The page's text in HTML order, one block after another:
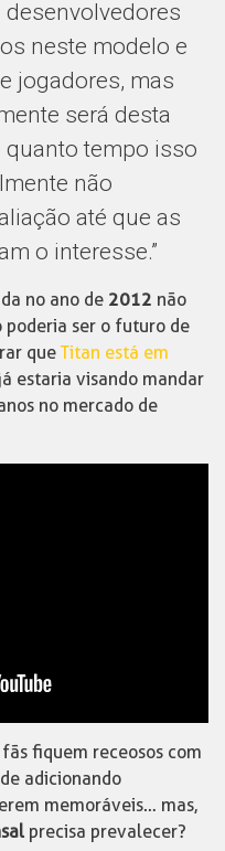
neste modelo e
jogadores, mas
será desta
quanto tempo isso
não
até que as
o interesse.”
no ano de 2012 não
poderia ser o futuro de
que Titan está em
estaria visando mandar
no mercado de
fiquem receosos com
adicionando
memoráveis… mas,
precisa prevalecer?